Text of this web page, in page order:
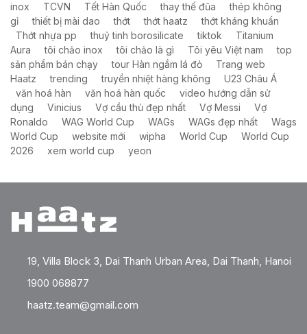
inox
TCVN Tết Hàn Quốc thay thế đũa
thép không
gỉ
thiết bị mài dao thớt thớt haatz
thớt kháng khuẩn
Thớt nhựa pp
thuỷ tinh borosilicate tiktok
Titanium
Aura
tôi chảo inox tôi chảo là gì Tôi yêu Việt nam
top
sản phẩm bán chạy
tour Hàn ngắm lá đỏ
Trang web
Haatz
trending truyền nhiệt hàng không
U23 Châu Á
văn hoá hàn
văn hoá hàn quốc
video hướng dẫn sử
dụng
Vinicius Vợ cầu thủ đẹp nhất Vợ Messi
Vợ
Ronaldo
WAG World Cup WAGs WAGs đẹp nhất
Wags
World Cup
website mới wipha World Cup
World Cup
2026
xem world cup yeon
19, Villa Block 3, Dai Thanh Urban Area, Dai Thanh, Hanoi
1900 068877
haatz.team@gmail.com